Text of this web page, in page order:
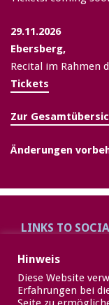
29.11.2026
Ebersberg,
Recital im Rahmen
Tickets
Zur
Änderungen
LINKS TO
Hinweis
Diese Website
Erfahrungen bei